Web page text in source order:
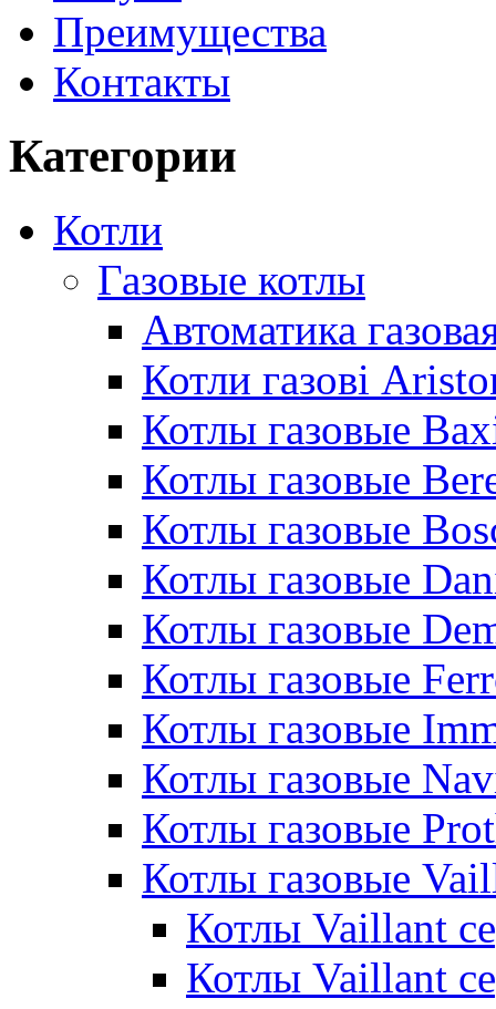
Преимущества
Контакты
Категории
Котли
Газовые котлы
Автоматика
Котли газові
Котлы газовые
Котлы газовые
Котлы газовые
Котлы газовые
Котлы газовые
Котлы газовые
Котлы газовые
Котлы газовые
Котлы газовые
Котлы газовые
Котлы Vaillant
Котлы Vaillant